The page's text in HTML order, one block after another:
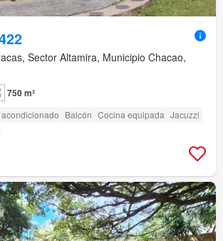
Sector Altamira, Municipio Chacao,
750 m²
Balcón Cocina equipada Jacuzzi